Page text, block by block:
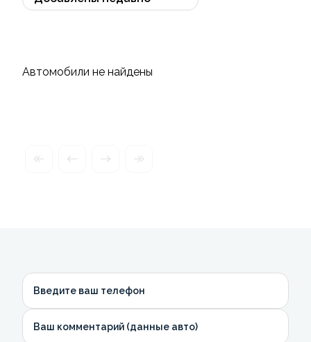
Автомобили не найдены
Введите ваш телефон
Ваш комментарий (данные авто)